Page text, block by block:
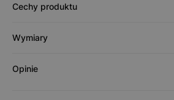
Cechy produktu
Wymiary
Opinie